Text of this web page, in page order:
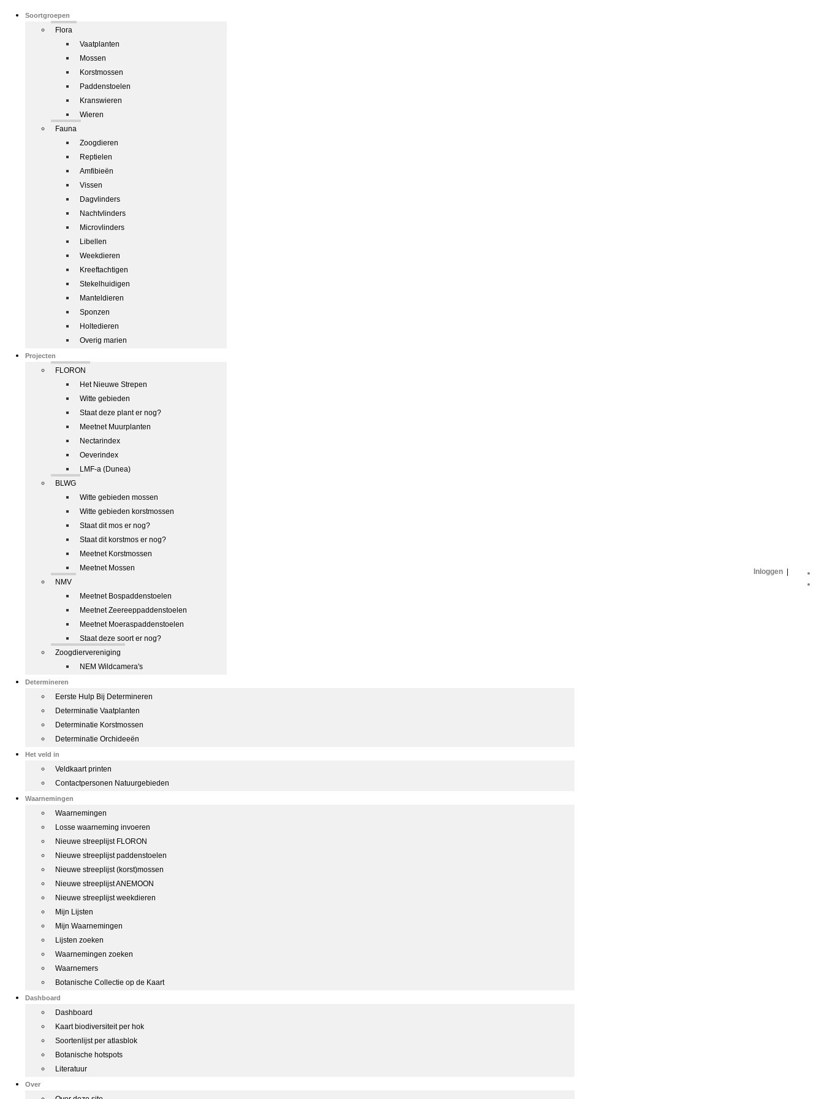
Soortgroepen
Flora
Vaatplanten
Mossen
Korstmossen
Paddenstoelen
Kranswieren
Wieren
Fauna
Zoogdieren
Reptielen
Amfibieën
Vissen
Dagvlinders
Nachtvlinders
Microvlinders
Libellen
Weekdieren
Kreeftachtigen
Stekelhuidigen
Manteldieren
Sponzen
Holtedieren
Overig marien
Projecten
FLORON
Het Nieuwe Strepen
Witte gebieden
Staat deze plant er nog?
Meetnet Muurplanten
Nectarindex
Oeverindex
LMF-a (Dunea)
BLWG
Witte gebieden mossen
Witte gebieden korstmossen
Staat dit mos er nog?
Staat dit korstmos er nog?
Meetnet Korstmossen
Meetnet Mossen
NMV
Meetnet Bospaddenstoelen
Meetnet Zeereeppaddenstoelen
Meetnet Moeraspaddenstoelen
Staat deze soort er nog?
Zoogdiervereniging
NEM Wildcamera's
Determineren
Eerste Hulp Bij Determineren
Determinatie Vaatplanten
Determinatie Korstmossen
Determinatie Orchideeën
Het veld in
Veldkaart printen
Contactpersonen Natuurgebieden
Waarnemingen
Waarnemingen
Losse waarneming invoeren
Nieuwe streeplijst FLORON
Nieuwe streeplijst paddenstoelen
Nieuwe streeplijst (korst)mossen
Nieuwe streeplijst ANEMOON
Nieuwe streeplijst weekdieren
Mijn Lijsten
Mijn Waarnemingen
Lijsten zoeken
Waarnemingen zoeken
Waarnemers
Botanische Collectie op de Kaart
Dashboard
Dashboard
Kaart biodiversiteit per hok
Soortenlijst per atlasblok
Botanische hotspots
Literatuur
Over
Inloggen